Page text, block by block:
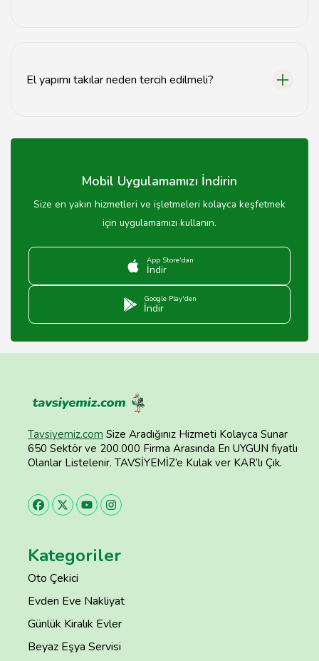
El yapımı takılar neden tercih edilmeli?
dikkat çeker.
Mobil Uygulamamızı İndirin
Size en yakın hizmetleri ve işletmeleri kolayca keşfetmek
için uygulamamızı kullanın.
App Store'dan
İndir
Google Play'den
İndir
Tavsiyemiz.com Size Aradığınız Hizmeti Kolayca Sunar
650 Sektör ve 200.000 Firma Arasında En UYGUN fiyatlı
Olanlar Listelenir. TAVSİYEMİZ’e Kulak ver KAR’lı Çık.
Kategoriler
Oto Çekici
Evden Eve Nakliyat
Günlük Kiralık Evler
Beyaz Eşya Servisi